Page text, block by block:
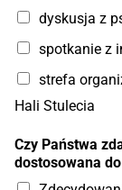
dyskusja z
spotkanie z
strefa
Hali Stulecia
Czy Państwa
dostosowana